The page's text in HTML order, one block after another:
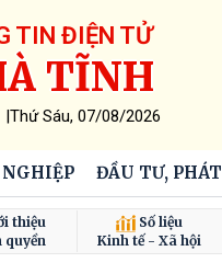
TIN ĐIỆN TỬ
TĨNH
|Thứ Sáu, 07/08/2026
ĐẦU TƯ,
thiệu
quyền
Số liệu
Kinh tế - Xã hội